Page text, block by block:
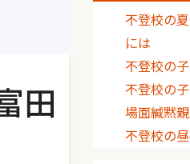
田
不登校の
には
不登校の
不登校の
場面緘黙
不登校の